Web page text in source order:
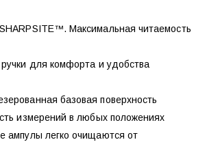
Максимальная читаемость
для комфорта и удобства
базовая поверхность
измерений в любых положениях
ампулы легко очищаются от